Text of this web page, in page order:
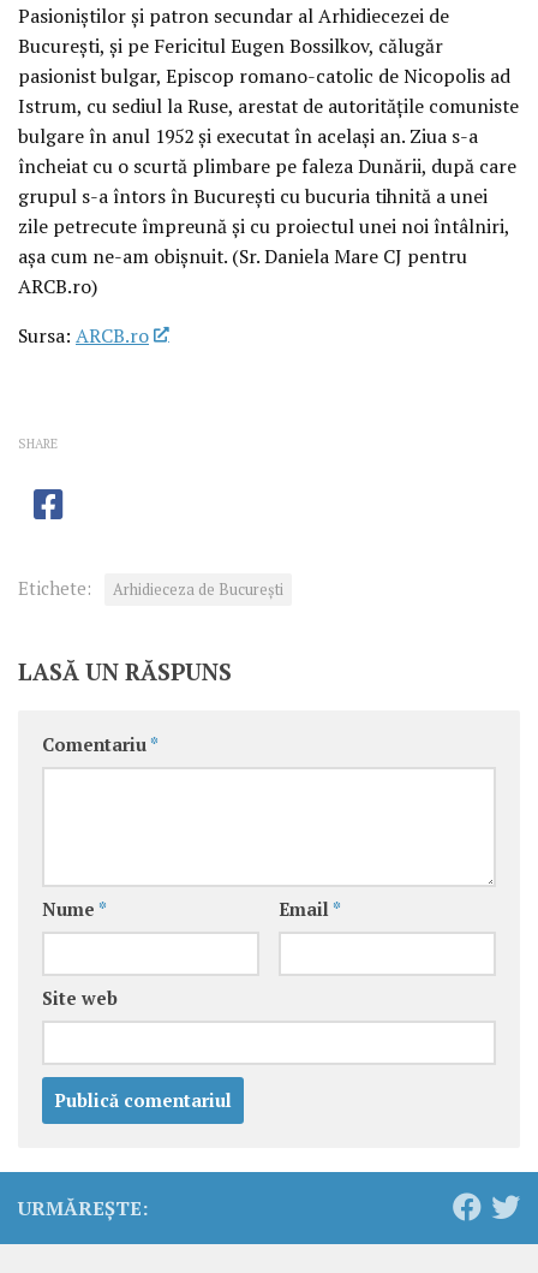
Pasioniștilor și patron secundar al Arhidiecezei de
București, și pe Fericitul Eugen Bossilkov, călugăr
pasionist bulgar, Episcop romano-catolic de Nicopolis ad
Istrum, cu sediul la Ruse, arestat de autoritățile comuniste
bulgare în anul 1952 și executat în același an. Ziua s-a
încheiat cu o scurtă plimbare pe faleza Dunării, după care
grupul s-a întors în București cu bucuria tihnită a unei
zile petrecute împreună și cu proiectul unei noi întâlniri,
așa cum ne-am obișnuit. (Sr. Daniela Mare CJ pentru
ARCB.ro)
Sursa: ARCB.ro
SHARE
Etichete: Arhidieceza de București
LASĂ UN RĂSPUNS
Comentariu *
Nume * Email *
Site web
URMĂREȘTE: